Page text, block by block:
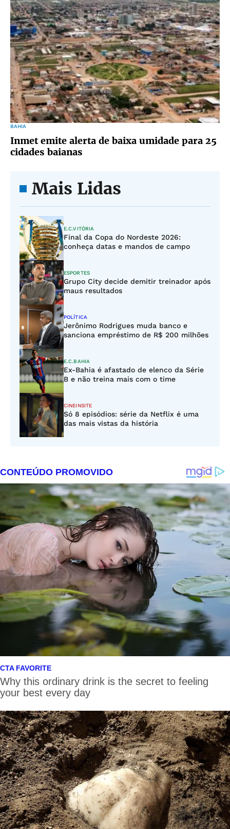
BAHIA
Inmet emite alerta de baixa umidade para 25
cidades baianas
Mais Lidas
E.C.VITÓRIA
Final da Copa do Nordeste 2026:
conheça datas e mandos de campo
ESPORTES
Grupo City decide demitir treinador após
maus resultados
POLÍTICA
Jerônimo Rodrigues muda banco e
sanciona empréstimo de R$ 200 milhões
E.C.BAHIA
Ex-Bahia é afastado de elenco da Série
B e não treina mais com o time
CINEINSITE
Só 8 episódios: série da Netflix é uma
das mais vistas da história